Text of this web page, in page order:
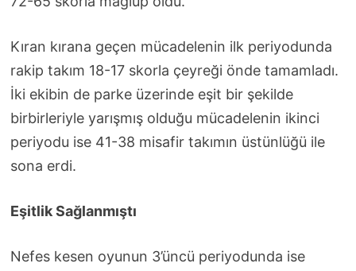
Kıran kırana geçen mücadelenin ilk periyodunda
rakip takım 18-17 skorla çeyreği önde tamamladı.
İki ekibin de parke üzerinde eşit bir şekilde
birbirleriyle yarışmış olduğu mücadelenin ikinci
periyodu ise 41-38 misafir takımın üstünlüğü ile
sona erdi.
Eşitlik Sağlanmıştı
Nefes kesen oyunun 3’üncü periyodunda ise